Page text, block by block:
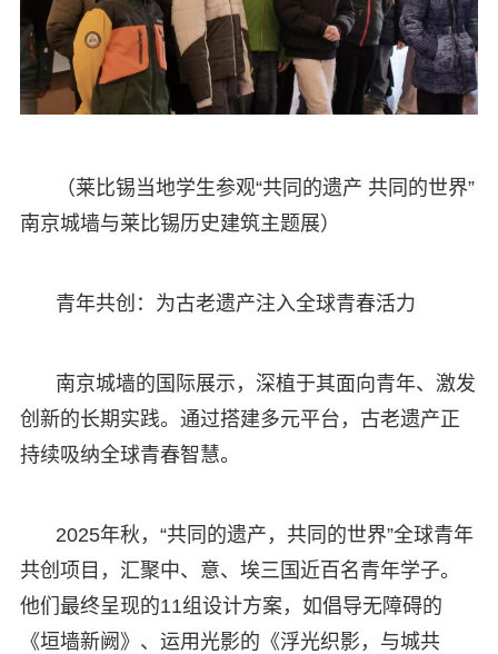
（莱比锡当地学生参观“共同的遗产 共同的世界”
南京城墙与莱比锡历史建筑主题展）
青年共创：为古老遗产注入全球青春活力
南京城墙的国际展示，深植于其面向青年、激发
创新的长期实践。通过搭建多元平台，古老遗产正
持续吸纳全球青春智慧。
2025年秋，“共同的遗产，共同的世界”全球青年
共创项目，汇聚中、意、埃三国近百名青年学子。
他们最终呈现的11组设计方案，如倡导无障碍的
《垣墙新阙》、运用光影的《浮光织影，与城共